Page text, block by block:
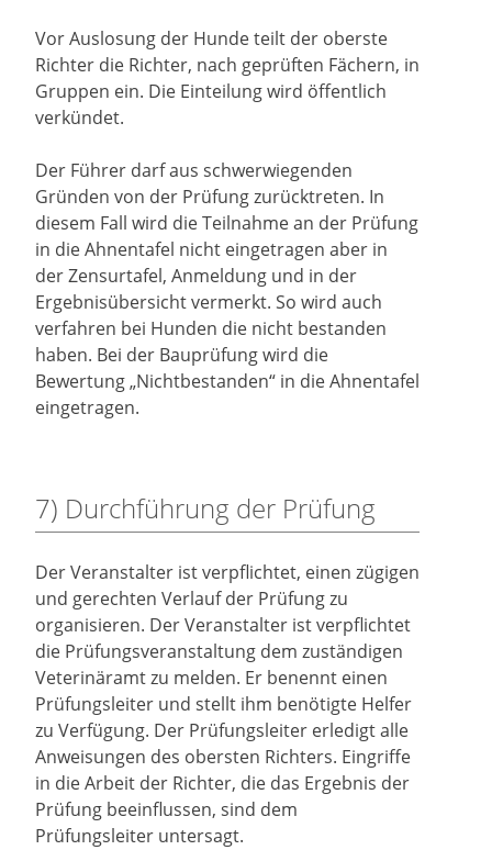
Vor Auslosung der Hunde teilt der oberste
Richter die Richter, nach geprüften Fächern, in
Gruppen ein. Die Einteilung wird öffentlich
verkündet.
Der Führer darf aus schwerwiegenden
Gründen von der Prüfung zurücktreten. In
diesem Fall wird die Teilnahme an der Prüfung
in die Ahnentafel nicht eingetragen aber in
der Zensurtafel, Anmeldung und in der
Ergebnisübersicht vermerkt. So wird auch
verfahren bei Hunden die nicht bestanden
haben. Bei der Bauprüfung wird die
Bewertung „Nichtbestanden“ in die Ahnentafel
eingetragen.
7) Durchführung der Prüfung
Der Veranstalter ist verpflichtet, einen zügigen
und gerechten Verlauf der Prüfung zu
organisieren. Der Veranstalter ist verpflichtet
die Prüfungsveranstaltung dem zuständigen
Veterinäramt zu melden. Er benennt einen
Prüfungsleiter und stellt ihm benötigte Helfer
zu Verfügung. Der Prüfungsleiter erledigt alle
Anweisungen des obersten Richters. Eingriffe
in die Arbeit der Richter, die das Ergebnis der
Prüfung beeinflussen, sind dem
Prüfungsleiter untersagt.